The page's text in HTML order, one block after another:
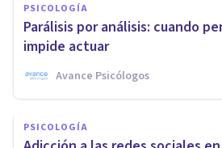
PSICOLOGÍA
Parálisis por análisis: cuando
impide actuar
Avance Psicólogos
PSICOLOGÍA